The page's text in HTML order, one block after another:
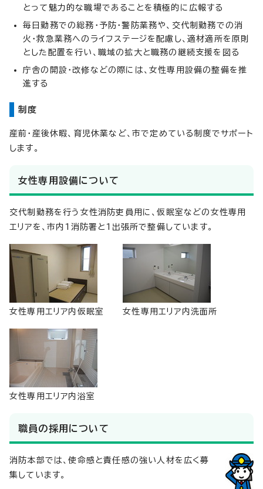
とって魅力的な職場であることを積極的に広報する
毎日勤務での総務・予防・警防業務や、交代制勤務での消
火・救急業務へのライフステージを配慮し、適材適所を原則
とした配置を行い、職域の拡大と職務の継続支援を図る
庁舎の開設・改修などの際には、女性専用設備の整備を推
進する
制度
産前・産後休暇、育児休業など、市で定めている制度でサポート
します。
女性専用設備について
交代制勤務を行う女性消防吏員用に、仮眠室などの女性専用
エリアを、市内1消防署と1出張所で整備しています。
女性専用エリア内仮眠室 女性専用エリア内洗面所
女性専用エリア内浴室
職員の採用について
消防本部では、使命感と責任感の強い人材を広く募
集しています。